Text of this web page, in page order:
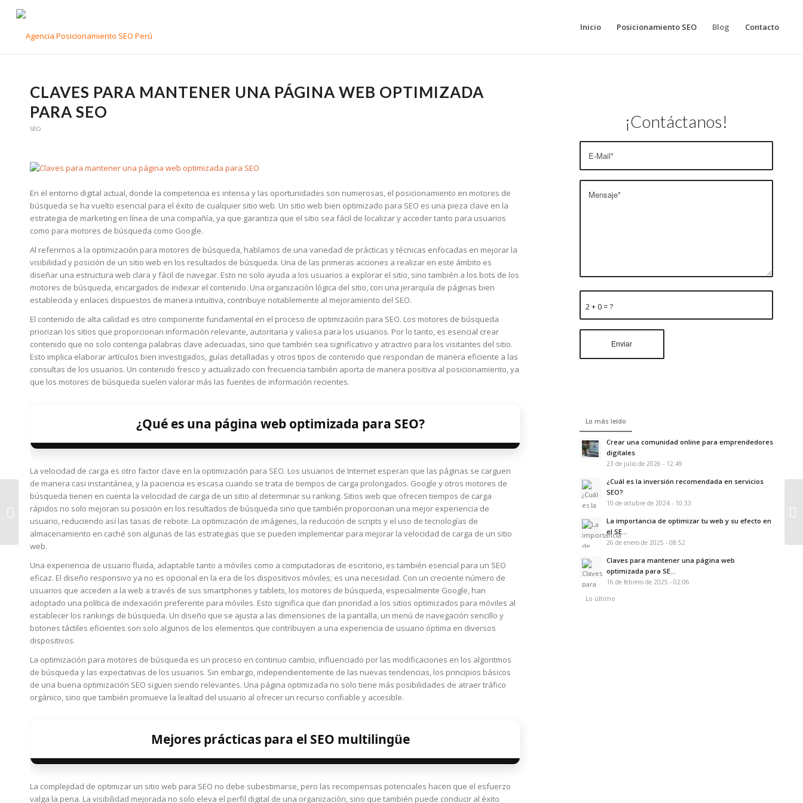
Inicio Posicionamiento SEO Blog Contacto
CLAVES PARA MANTENER UNA PÁGINA WEB OPTIMIZADA
PARA SEO
SEO
En el entorno digital actual, donde la competencia es intensa y las oportunidades son numerosas, el posicionamiento en motores de
búsqueda se ha vuelto esencial para el éxito de cualquier sitio web. Un sitio web bien optimizado para SEO es una pieza clave en la
estrategia de marketing en línea de una compañía, ya que garantiza que el sitio sea fácil de localizar y acceder tanto para usuarios
como para motores de búsqueda como Google.
Al referirnos a la optimización para motores de búsqueda, hablamos de una variedad de prácticas y técnicas enfocadas en mejorar la
visibilidad y posición de un sitio web en los resultados de búsqueda. Una de las primeras acciones a realizar en este ámbito es
diseñar una estructura web clara y fácil de navegar. Esto no solo ayuda a los usuarios a explorar el sitio, sino también a los bots de los
motores de búsqueda, encargados de indexar el contenido. Una organización lógica del sitio, con una jerarquía de páginas bien
establecida y enlaces dispuestos de manera intuitiva, contribuye notablemente al mejoramiento del SEO.
El contenido de alta calidad es otro componente fundamental en el proceso de optimización para SEO. Los motores de búsqueda
priorizan los sitios que proporcionan información relevante, autoritaria y valiosa para los usuarios. Por lo tanto, es esencial crear
contenido que no solo contenga palabras clave adecuadas, sino que también sea significativo y atractivo para los visitantes del sitio.
Esto implica elaborar artículos bien investigados, guías detalladas y otros tipos de contenido que respondan de manera eficiente a las
consultas de los usuarios. Un contenido fresco y actualizado con frecuencia también aporta de manera positiva al posicionamiento, ya
que los motores de búsqueda suelen valorar más las fuentes de información recientes.
¿Qué es una página web optimizada para SEO?
La velocidad de carga es otro factor clave en la optimización para SEO. Los usuarios de Internet esperan que las páginas se carguen
de manera casi instantánea, y la paciencia es escasa cuando se trata de tiempos de carga prolongados. Google y otros motores de
búsqueda tienen en cuenta la velocidad de carga de un sitio al determinar su ranking. Sitios web que ofrecen tiempos de carga
rápidos no solo mejoran su posición en los resultados de búsqueda sino que también proporcionan una mejor experiencia de
usuario, reduciendo así las tasas de rebote. La optimización de imágenes, la reducción de scripts y el uso de tecnologías de
almacenamiento en caché son algunas de las estrategias que se pueden implementar para mejorar la velocidad de carga de un sitio
web.
Una experiencia de usuario fluida, adaptable tanto a móviles como a computadoras de escritorio, es también esencial para un SEO
eficaz. El diseño responsivo ya no es opcional en la era de los dispositivos móviles; es una necesidad. Con un creciente número de
usuarios que acceden a la web a través de sus smartphones y tablets, los motores de búsqueda, especialmente Google, han
adoptado una política de indexación preferente para móviles. Esto significa que dan prioridad a los sitios optimizados para móviles al
establecer los rankings de búsqueda. Un diseño que se ajusta a las dimensiones de la pantalla, un menú de navegación sencillo y
botones táctiles eficientes son solo algunos de los elementos que contribuyen a una experiencia de usuario óptima en diversos
dispositivos.
La optimización para motores de búsqueda es un proceso en continuo cambio, influenciado por las modificaciones en los algoritmos
de búsqueda y las expectativas de los usuarios. Sin embargo, independientemente de las nuevas tendencias, los principios básicos
de una buena optimización SEO siguen siendo relevantes. Una página optimizada no solo tiene más posibilidades de atraer tráfico
orgánico, sino que también promueve la lealtad del usuario al ofrecer un recurso confiable y accesible.
Mejores prácticas para el SEO multilingüe
La complejidad de optimizar un sitio web para SEO no debe subestimarse, pero las recompensas potenciales hacen que el esfuerzo
valga la pena. La visibilidad mejorada no solo eleva el perfil digital de una organización, sino que también puede conducir al éxito
¡Contáctanos!
2 + 0 = ?
Lo más leído
Crear una comunidad online para emprendedores
digitales
23 de julio de 2026 - 12:49
¿Cuál es la inversión recomendada en servicios
SEO?
10 de octubre de 2024 - 10:33
La importancia de optimizar tu web y su efecto en
el SE...
26 de enero de 2025 - 08:52
Claves para mantener una página web
optimizada para SE...
16 de febrero de 2025 - 02:06
Lo último
La importancia de
optimizar tu web y su
efecto en el SEO